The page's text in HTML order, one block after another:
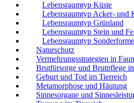
Lebensraumtyp Küste
Lebensraumtyp Acker- und
Lebensraumtyp Grünland
Lebensraumtyp Stein und
Lebensraumtyp
Naturschutz
Vermehrungsstrategien in
Brutfürsorge und Brutpflege
Geburt und Tod im Tierreich
Metamorphose und Häutung
Sinnesorgane und